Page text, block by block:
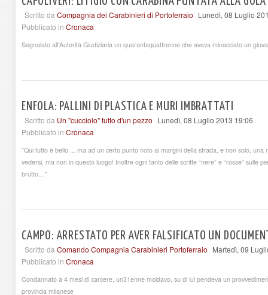
Scritto da Compagnia dei Carabinieri di Portoferraio Lunedì, 08 Luglio
Pubblicato in Cronaca
Segnalato all'Autorità Giudiziaria un quarantaquattrenne che aveva minacciato un
ENFOLA: PALLINI DI PLASTICA E MURI IMBRATTATI
Scritto da Un "cucciolo" tutto d'un pezzo Lunedì, 08 Luglio 2013 19:06
Pubblicato in Cronaca
"Qui tutto è bello ... ma ad un certo punto noto ai margini della strada, e non solo, una
vedersi, ma non in questo luogo! Inoltre ogni tanto delle scritte “nere” e “rosse” sulle
brutto…"
CAMPO: ARRESTATO PER AVER FALSIFICATO UN
Scritto da Comando Compagnia Carabinieri Portoferraio Martedì, 09
Pubblicato in Cronaca
Condannato a 4 mesi di carcere, un31enne moldavo, su di lui pendeva un
provincia milanese